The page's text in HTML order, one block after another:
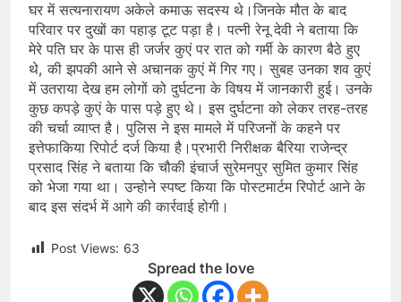
घर में सत्यनारायण अकेले कमाऊ सदस्य थे।जिनके मौत के बाद
परिवार पर दुखों का पहाड़ टूट पड़ा है। पत्नी रेनू देवी ने बताया कि
मेरे पति घर के पास ही जर्जर कुएं पर रात को गर्मी के कारण बैठे हुए
थे, की झपकी आने से अचानक कुएं में गिर गए। सुबह उनका शव कुएं
में उतराया देख हम लोगों को दुर्घटना के विषय में जानकारी हुई। उनके
कुछ कपड़े कुएं के पास पड़े हुए थे। इस दुर्घटना को लेकर तरह-तरह
की चर्चा व्याप्त है। पुलिस ने इस मामले में परिजनों के कहने पर
इत्तेफाकिया रिपोर्ट दर्ज किया है।प्रभारी निरीक्षक बैरिया राजेन्द्र
प्रसाद सिंह ने बताया कि चौकी इंचार्ज सुरेमनपुर सुमित कुमार सिंह
को भेजा गया था। उन्होने स्पष्ट किया कि पोस्टमार्टम रिपोर्ट आने के
बाद इस संदर्भ में आगे की कार्रवाई होगी।
Post Views: 63
Spread the love